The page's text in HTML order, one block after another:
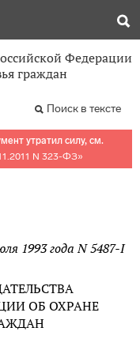
Федерации
граждан
Поиск в тексте
утратил силу, см.
N 323-ФЗ»
1993 года N 5487-I
ОБ ОХРАНЕ